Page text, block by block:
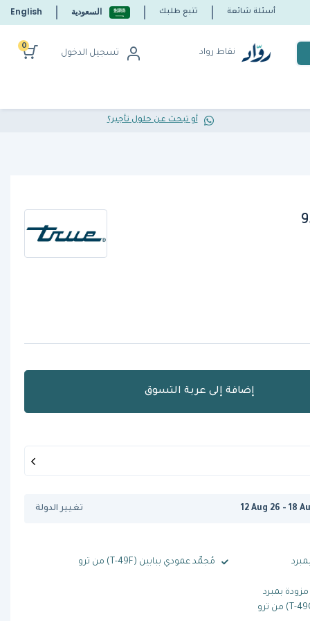
أسئلة شائعة تتبع طلبك السعودية English
نقاط رواد تسجيل الدخول
0
أو تبحث عن حلول تأجير؟
إضافة إلى عربة التسوق
12 Aug 26 - 18 تغيير الدولة
مُجمِّد عمودي ببابين (T-49F) من ترو
مزودة بمبرد